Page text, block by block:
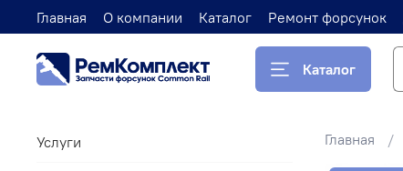
Главная О компании Каталог Ремонт форсунок
Каталог
Главная
Услуги